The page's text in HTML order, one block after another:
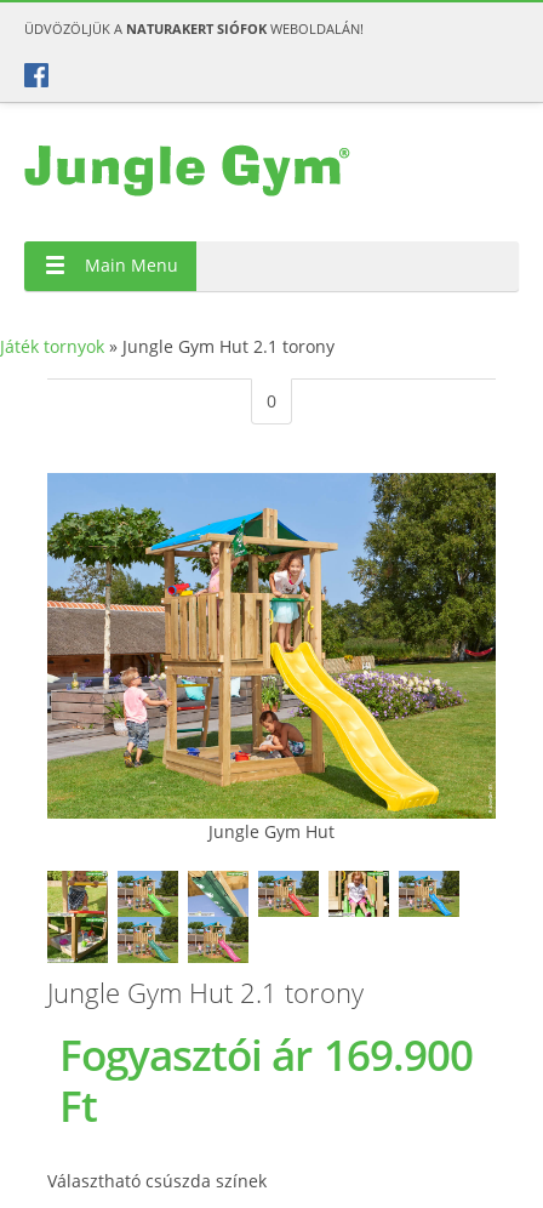
ÜDVÖZÖLJÜK A NATURAKERT SIÓFOK WEBOLDALÁN!
Main Menu
Játék tornyok » Jungle Gym Hut 2.1 torony
0
Jungle Gym Hut
Jungle Gym Hut 2.1 torony
Fogyasztói ár 169.900
Ft
Választható csúszda színek